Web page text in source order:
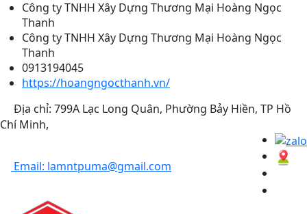
Công ty TNHH Xây Dựng Thương Mại Hoàng Ngọc
Thanh
Công ty TNHH Xây Dựng Thương Mại Hoàng Ngọc
Thanh
0913194045
https://hoangngocthanh.vn/
Địa chỉ: 799A Lạc Long Quân, Phường Bảy Hiền, TP Hồ
Chí Minh,
Email: lamntpuma@gmail.com